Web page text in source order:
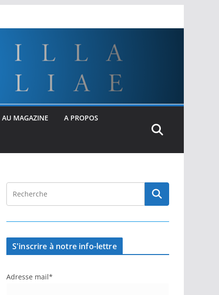
AU MAGAZINE A PROPOS
S'inscrire à notre info-lettre
Adresse mail*